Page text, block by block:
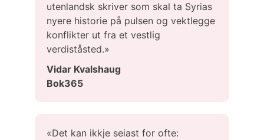
utenlandsk skriver som skal ta Syrias
nyere historie på pulsen og vektlegge
konflikter ut fra et vestlig
verdiståsted.»
Vidar Kvalshaug
Bok365
«Det kan ikkje seiast for ofte: